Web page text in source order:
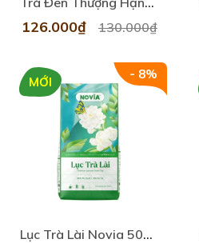
126.000₫ 130.000₫
- 8%
MỚI
Lục Trà Lài Novia 500gr